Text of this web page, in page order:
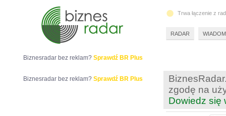
zgodę na
Dowiedz się
Biznesradar bez reklam? Sprawdź BR Plus
Biznesradar bez reklam? Sprawdź BR Plus
Trwa łączenie z
RADAR